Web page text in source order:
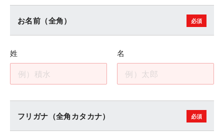
お名前（全角）
姓 名
フリガナ（全角カタカナ）